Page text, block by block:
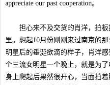
appreciate our past cooperation。
担心来不及交货的肖洋，拍板
里。想起10月份刚刚来过南京的
明星后的垂涎欲滴的样子，肖洋
个三流女明星一个晚上，就是为
身上爬起后果然很开心，当面拍